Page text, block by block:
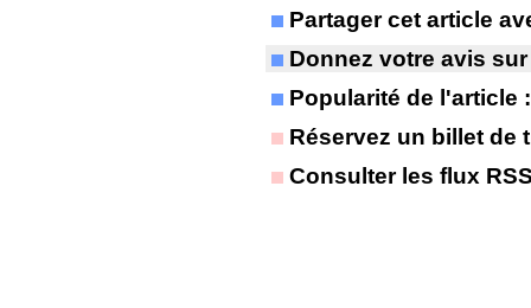
Partager cet article
Donnez votre avis
Popularité de l'article
Réservez un billet de
Consulter les flux